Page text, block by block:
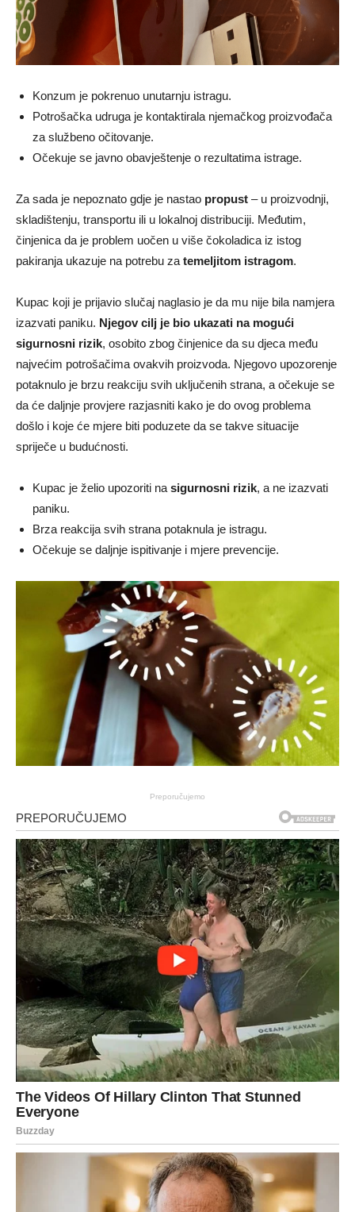
Konzum je pokrenuo unutarnju istragu.
Potrošačka udruga je kontaktirala njemačkog proizvođača
za službeno očitovanje.
Očekuje se javno obavještenje o rezultatima istrage.
Za sada je nepoznato gdje je nastao propust – u proizvodnji,
skladištenju, transportu ili u lokalnoj distribuciji. Međutim,
činjenica da je problem uočen u više čokoladica iz istog
pakiranja ukazuje na potrebu za temeljitom istragom.
Kupac koji je prijavio slučaj naglasio je da mu nije bila namjera
izazvati paniku. Njegov cilj je bio ukazati na mogući
sigurnosni rizik, osobito zbog činjenice da su djeca među
najvećim potrošačima ovakvih proizvoda. Njegovo upozorenje
potaknulo je brzu reakciju svih uključenih strana, a očekuje se
da će daljnje provjere razjasniti kako je do ovog problema
došlo i koje će mjere biti poduzete da se takve situacije
spriječe u budućnosti.
Kupac je želio upozoriti na sigurnosni rizik, a ne izazvati
paniku.
Brza reakcija svih strana potaknula je istragu.
Očekuje se daljnje ispitivanje i mjere prevencije.
Preporučujemo